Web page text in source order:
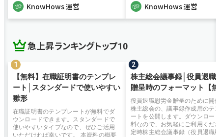
KnowHows 運営 KnowHows 運営
急上昇ランキングトップ10
【無料】在職証明書のテンプレ
ート│スタンダードで使いやすい
雛形
在職証明書のテンプレートが無料でダ
ウンロードできます。スタンダードで
使いやすいタイプなので、ぜひご活用
いただければ幸いです。 本資料の概要
株主総会議事録│役員退職
贈呈時のフォーマット【
役員退職慰労金贈呈のために開
株主総会の、議事録作成用のテ
ートを公開します。ダウンロー
料なので、お気軽にご利用くだ
定時株主総会議事録（役員退職